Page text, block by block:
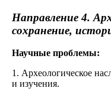
Направление 4.
сохранение,
Научные проблемы:
1. Археологическое
и изучения.